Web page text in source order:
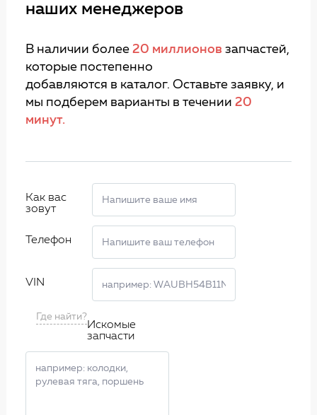
наших менеджеров
В наличии более 20 миллионов запчастей,
которые постепенно
добавляются в каталог. Оставьте заявку, и
мы подберем варианты в течении 20
минут.
Как вас
зовут
Телефон
VIN
Где найти?
Искомые
запчасти